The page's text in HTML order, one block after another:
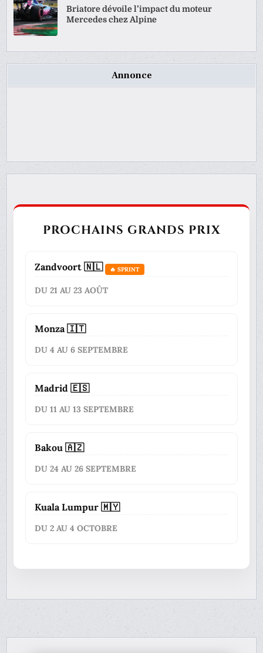
Briatore dévoile l’impact du moteur
Mercedes chez Alpine
Annonce
PROCHAINS GRANDS PRIX
Zandvoort 🇳🇱 🔥 SPRINT
DU 21 AU 23 AOÛT
Monza 🇮🇹
DU 4 AU 6 SEPTEMBRE
Madrid 🇪🇸
DU 11 AU 13 SEPTEMBRE
Bakou 🇦🇿
DU 24 AU 26 SEPTEMBRE
Kuala Lumpur 🇲🇾
DU 2 AU 4 OCTOBRE